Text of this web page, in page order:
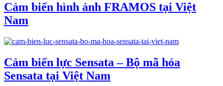
Cảm biến hình ảnh FRAMOS tại Việt
Nam
Cảm biến lực Sensata – Bộ mã hóa
Sensata tại Việt Nam